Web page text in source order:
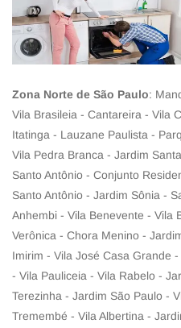
Zona Norte de São Paulo:
Vila Brasileia - Cantareira - Vila
Itatinga - Lauzane Paulista -
Vila Pedra Branca - Jardim
Santo Antônio - Conjunto
Santo Antônio - Jardim Sônia -
Anhembi - Vila Benevente - Vila
Verônica - Chora Menino -
Imirim - Vila José Casa Grande
- Vila Pauliceia - Vila Rabelo -
Terezinha - Jardim São Paulo -
Tremembé - Vila Albertina -